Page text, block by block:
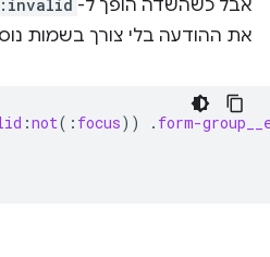
אבל כשהשדה הופך ל- :invalid
את ההודעה בלי צורך בשמות
:not( : focus)) . form-